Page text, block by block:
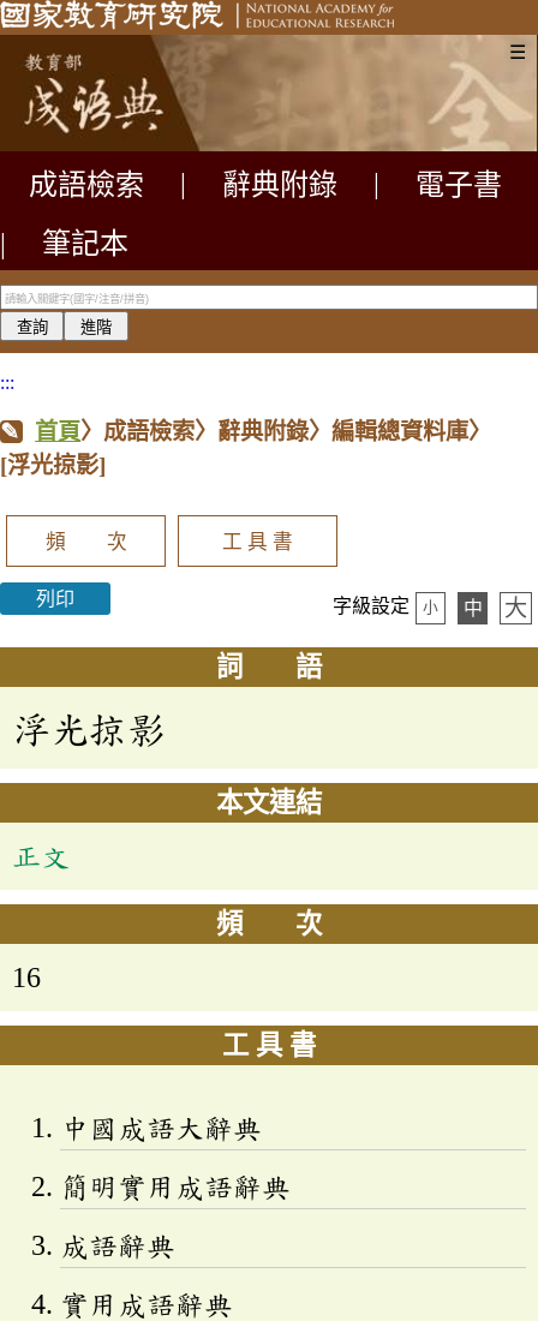
☰
成語檢索 辭典附錄
電子書
|
筆記本
:::
首頁〉成語檢索〉辭典附錄〉編輯總資料庫〉
[浮光掠影]
頻 次 工 具 書
列印 字級設定 小 中 大
詞 語
浮光掠影
本文連結
正文
頻 次
16
工 具 書
中國成語大辭典
簡明實用成語辭典
成語辭典
實用成語辭典